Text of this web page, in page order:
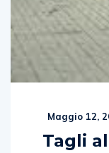
Maggio 12,
Tagli